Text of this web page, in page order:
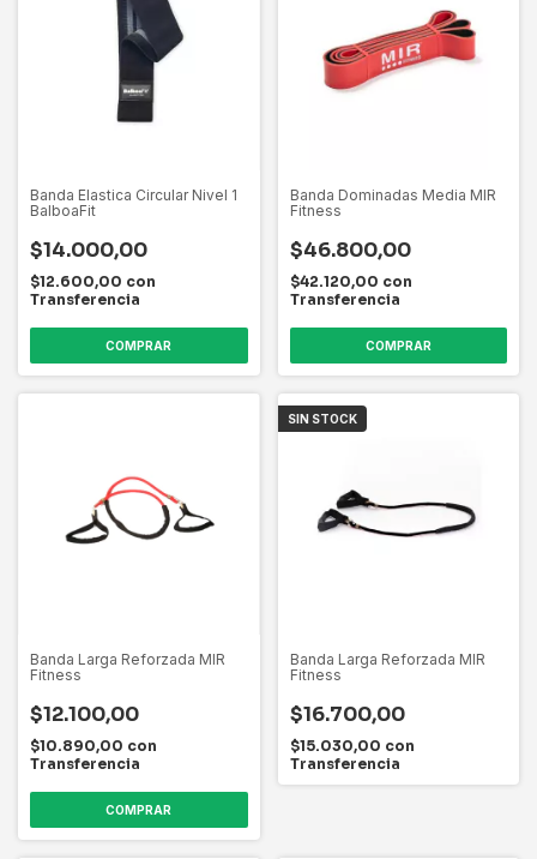
Banda Elastica Circular Nivel 1
BalboaFit
$14.000,00
$12.600,00 con
Transferencia
Banda Dominadas Media MIR
Fitness
$46.800,00
$42.120,00 con
Transferencia
Banda Larga Reforzada MIR
Fitness
$12.100,00
$10.890,00 con
Transferencia
SIN STOCK
Banda Larga Reforzada MIR
Fitness
$16.700,00
$15.030,00 con
Transferencia